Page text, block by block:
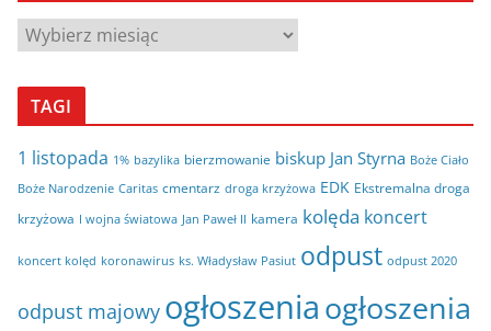
A
c
w
a
TAGI
1 listopada 1% bazylika bierzmowanie biskup Jan Styrna Boże Ciało
Boże Narodzenie Caritas cmentarz droga krzyżowa EDK Ekstremalna droga
krzyżowa I wojna światowa Jan Paweł II kamera kolęda koncert
koncert kolęd koronawirus ks. Władysław Pasiut odpust odpust 2020
odpust majowy ogłoszeniaogłoszenia